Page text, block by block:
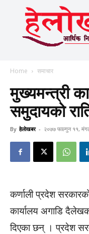
Home समाचार
मुख्यमन्त्री
समुदायको
By हेलाेखबर - २०७७ फाल्गुन ११,
कर्णाली प्रदेश
कार्यालय अगाडि
दिएका छन् । प्रदेश